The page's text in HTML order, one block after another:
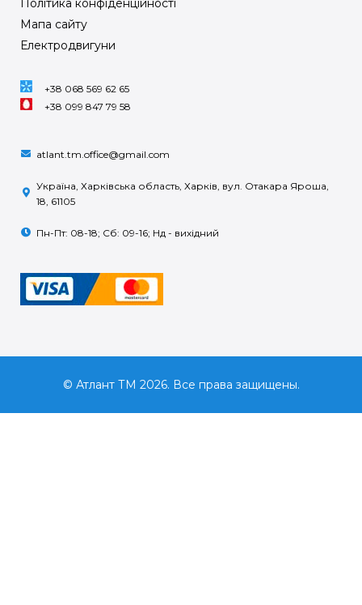
Політика конфіденційності
Мапа сайту
Електродвигуни
+38 068 569 62 65
+38 099 847 79 58
atlant.tm.office@gmail.com
Україна, Харківська область, Харків, вул. Отакара Яроша,
18, 61105
Пн-Пт: 08-18; Сб: 09-16; Нд - вихідний
© Атлант ТМ 2026. Все права защищены.